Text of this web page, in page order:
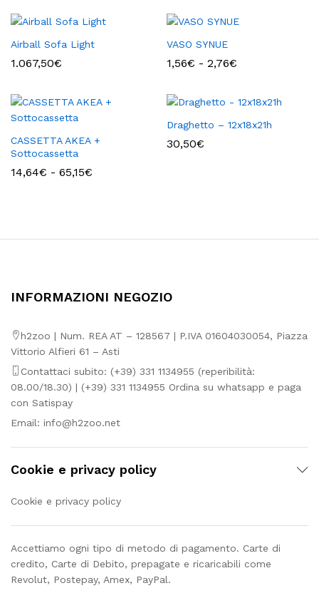
a
Airball Sofa Light
1.067,50€
VASO SYNUE
1,56€ - 2,76€
da
1,56€
a
2,76€
CASSETTA AKEA +
Sottocassetta
14,64€ - 65,15€
65,15€
Draghetto – 12x18x21h
30,50€
INFORMAZIONI NEGOZIO
h2zoo | Num. REA AT – 128567 | P.IVA 01604030054, Piazza
Vittorio Alfieri 61 – Asti
Contattaci subito: (+39) 331 1134955 (reperibilità:
08.00/18.30) | (+39) 331 1134955 Ordina su whatsapp e paga
con Satispay
Email: info@h2zoo.net
Cookie e privacy policy
Cookie e privacy policy
Accettiamo ogni tipo di metodo di pagamento. Carte di
credito, Carte di Debito, prepagate e ricaricabili come
Revolut, Postepay, Amex, PayPal.